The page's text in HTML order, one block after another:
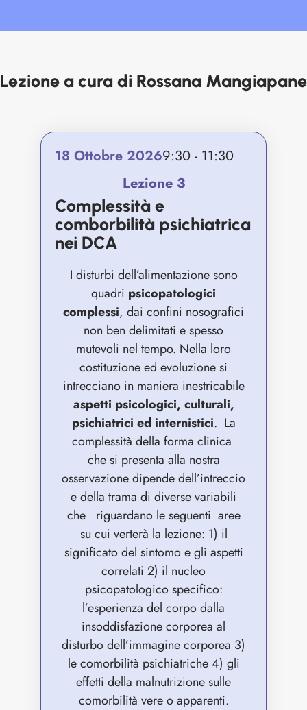
Lezione a cura di Rossana Mangiapane
18 Ottobre 20269:30 - 11:30
Lezione 3
Complessità e
comborbilità psichiatrica
nei DCA
I disturbi dell’alimentazione sono
quadri psicopatologici
complessi, dai confini nosografici
non ben delimitati e spesso
mutevoli nel tempo. Nella loro
costituzione ed evoluzione si
intrecciano in maniera inestricabile
aspetti psicologici, culturali,
psichiatrici ed internistici. La
complessità della forma clinica
che si presenta alla nostra
osservazione dipende dell’intreccio
e della trama di diverse variabili
che riguardano le seguenti aree
su cui verterà la lezione: 1) il
significato del sintomo e gli aspetti
correlati 2) il nucleo
psicopatologico specifico:
l’esperienza del corpo dalla
insoddisfazione corporea al
disturbo dell’immagine corporea 3)
le comorbilità psichiatriche 4) gli
effetti della malnutrizione sulle
comorbilità vere o apparenti.